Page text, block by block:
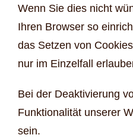
Wenn Sie dies nicht
Ihren Browser so
das Setzen von
nur im Einzelfall
Bei der Deaktivierung
Funktionalität unserer
sein.